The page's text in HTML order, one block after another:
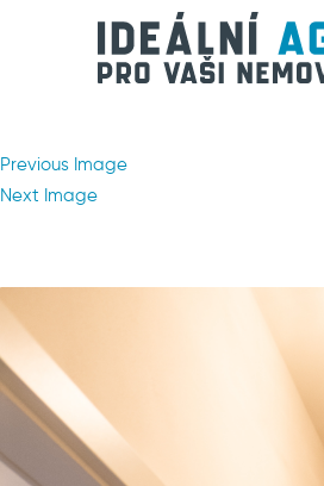
Previous Image
Next Image